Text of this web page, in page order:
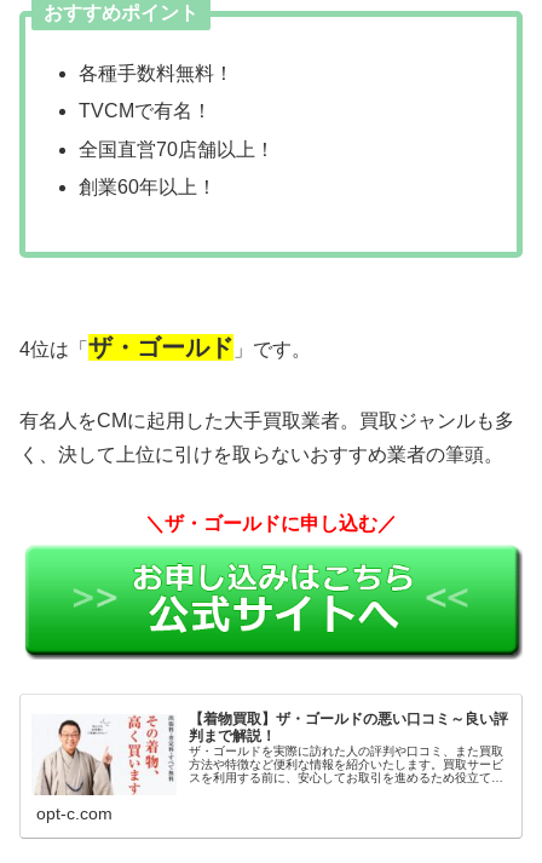
おすすめポイント
各種手数料無料！
TVCMで有名！
全国直営70店舗以上！
創業60年以上！
4位は「 ザ・ゴールド 」です。
有名人をCMに起用した大手買取業者。買取ジャンルも多
く、決して上位に引けを取らないおすすめ業者の筆頭。
＼ザ・ゴールドに申し込む／
【着物買取】ザ・ゴールドの悪い口コミ～良い評
判まで解説！
ザ・ゴールドを実際に訪れた人の評判や口コミ、また買取
方法や特徴など便利な情報を紹介いたします。買取サービ
スを利用する前に、安心してお取引を進めるため役立てて
opt-c.com